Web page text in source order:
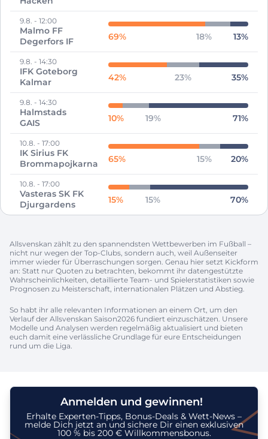
9.8. - 12:00
Malmo FF
Degerfors IF
69% 18% 13%
9.8. - 14:30
IFK Goteborg
Kalmar
42% 23% 35%
9.8. - 14:30
Halmstads
GAIS
10% 19% 71%
10.8. - 17:00
IK Sirius FK
Brommapojkarna
65% 15% 20%
10.8. - 17:00
Vasteras SK FK
Djurgardens
15% 15% 70%
Allsvenskan zählt zu den spannendsten Wettbewerben im Fußball –
nicht nur wegen der Top-Clubs, sondern auch, weil Außenseiter
immer wieder für Überraschungen sorgen. Genau hier setzt Kickform
an: Statt nur Quoten zu betrachten, bekommt ihr datengestützte
Wahrscheinlichkeiten, detaillierte Team- und Spielerstatistiken sowie
Prognosen zu Meisterschaft, internationalen Plätzen und Abstieg.
So habt ihr alle relevanten Informationen an einem Ort, um den
Verlauf der Allsvenskan Saison2026 fundiert einzuschätzen. Unsere
Modelle und Analysen werden regelmäßig aktualisiert und bieten
euch damit eine verlässliche Grundlage für eure Entscheidungen
rund um die Liga.
Anmelden und gewinnen!
Erhalte Experten-Tipps, Bonus-Deals & Wett-News –
melde Dich jetzt an und sichere Dir einen exklusiven
100 % bis 200 € Willkommensbonus.